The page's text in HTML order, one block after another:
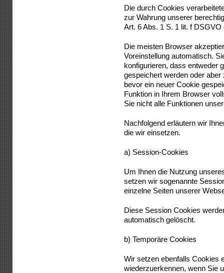
Die durch Cookies
zur Wahrung unserer
Art. 6 Abs. 1 S. 1 lit. f DSGVO
Die meisten Browser
Voreinstellung automatisch.
konfigurieren, dass entweder
gespeichert werden oder
bevor ein neuer Cookie
Funktion in Ihrem Browser
Sie nicht alle Funktionen
Nachfolgend erläutern wir
die wir einsetzen.
a) Session-Cookies
Um Ihnen die Nutzung
setzen wir sogenannte
einzelne Seiten unserer
Diese Session Cookies
automatisch gelöscht.
b) Temporäre Cookies
Wir setzen ebenfalls Cookies
wiederzuerkennen, wenn Sie